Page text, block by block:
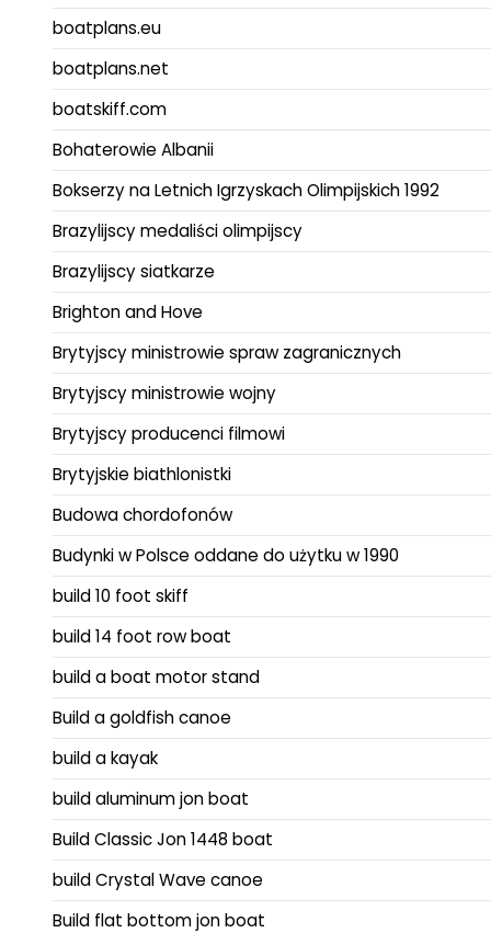
boatplans.eu
boatplans.net
boatskiff.com
Bohaterowie Albanii
Bokserzy na Letnich Igrzyskach Olimpijskich 1992
Brazylijscy medaliści olimpijscy
Brazylijscy siatkarze
Brighton and Hove
Brytyjscy ministrowie spraw zagranicznych
Brytyjscy ministrowie wojny
Brytyjscy producenci filmowi
Brytyjskie biathlonistki
Budowa chordofonów
Budynki w Polsce oddane do użytku w 1990
build 10 foot skiff
build 14 foot row boat
build a boat motor stand
Build a goldfish canoe
build a kayak
build aluminum jon boat
Build Classic Jon 1448 boat
build Crystal Wave canoe
Build flat bottom jon boat